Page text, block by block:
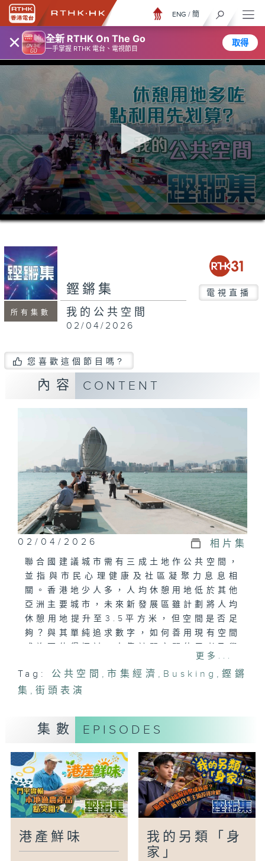
× 全新 RTHK On The Go
一手掌握 RTHK 電台、電視節目
取得
ENG / 簡
0
seconds
minutes,
6
seconds
所有集數
鏗鏘集 電視直播
我的公共空間
02/04/2026
您喜歡這個節目嗎?
內容 CONTENT
02/04/2026 相片集
聯合國建議城市需有三成土地作公共空間，
並指與市民心理健康及社區凝聚力息息相
關。香港地少人多，人均休憩用地低於其他
亞洲主要城市，未來新發展區雖計劃將人均
休憩用地提升至3.5平方米，但空間是否足
夠？與其單純追求數字，如何善用現有空間
者，從不同角度審視公共空間的運用，探討
在高密度城市中，如何真正發揮其凝聚社區
的價值。
更多...
Tag: 公共空間 ,市集經濟 , Busking , 鏗鏘
集 ,街頭表演
集數 EPISODES
港產鮮味
我的另類「身
家」